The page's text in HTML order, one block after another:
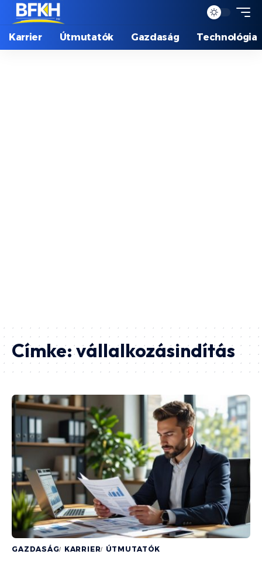
Karrier Útmutatók Gazdaság Technológia
Címke:vállalkozásindítás
GAZDASÁG KARRIER ÚTMUTATÓK